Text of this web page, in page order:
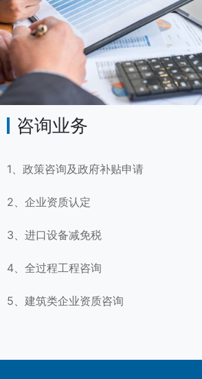
咨询业务
1、政策咨询及政府补贴申请
2、企业资质认定
3、进口设备减免税
4、全过程工程咨询
5、建筑类企业资质咨询